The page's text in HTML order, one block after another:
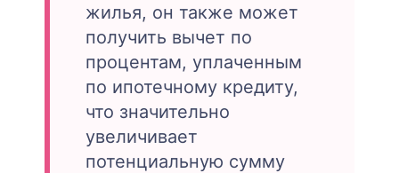
жилья, он также может
получить вычет по
процентам, уплаченным
по ипотечному кредиту,
что значительно
увеличивает
потенциальную сумму